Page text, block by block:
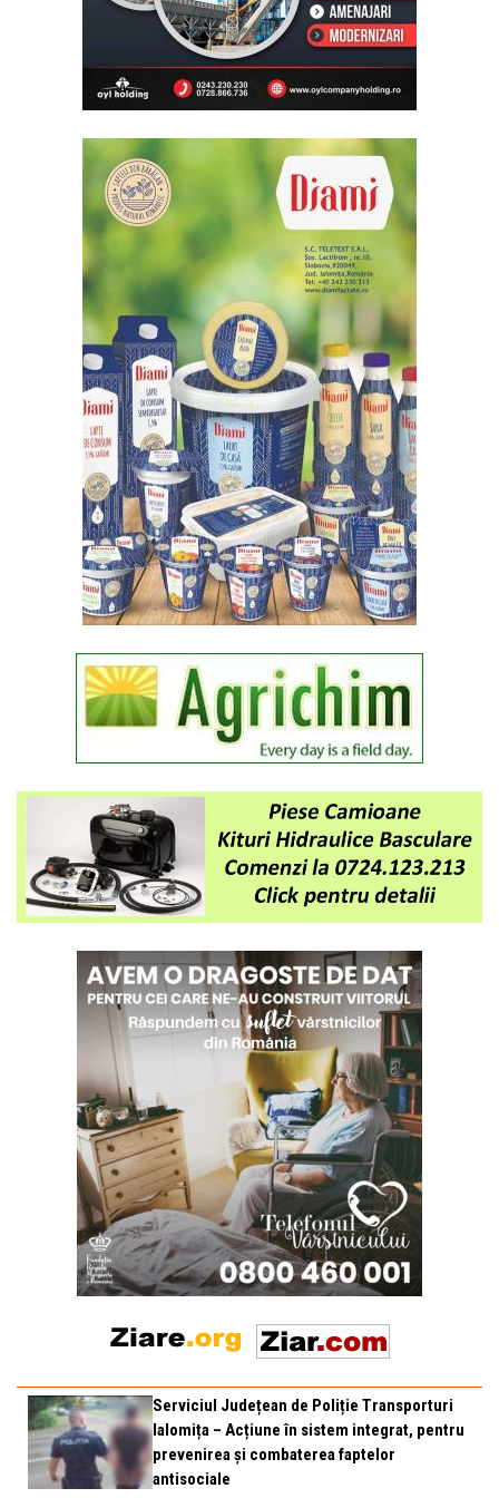
Serviciul Județean de Poliție Transporturi
Ialomița – Acțiune în sistem integrat, pentru
prevenirea și combaterea faptelor
antisociale